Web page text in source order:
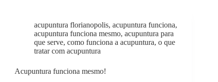
acupuntura florianopolis, acupuntura funciona,
acupuntura funciona mesmo, acupuntura para
que serve, como funciona a acupuntura, o que
tratar com acupuntura
Acupuntura funciona mesmo!